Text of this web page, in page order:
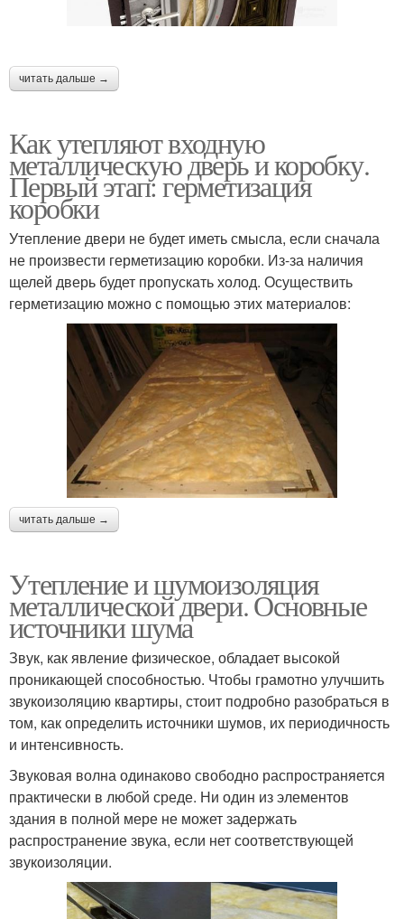
читать дальше →
Как утепляют входную
металлическую дверь и коробку.
Первый этап: герметизация
коробки
Утепление двери не будет иметь смысла, если сначала
не произвести герметизацию коробки. Из-за наличия
щелей дверь будет пропускать холод. Осуществить
герметизацию можно с помощью этих материалов:
читать дальше →
Утепление и шумоизоляция
металлической двери. Основные
источники шума
Звук, как явление физическое, обладает высокой
проникающей способностью. Чтобы грамотно улучшить
звукоизоляцию квартиры, стоит подробно разобраться в
том, как определить источники шумов, их периодичность
и интенсивность.
Звуковая волна одинаково свободно распространяется
практически в любой среде. Ни один из элементов
здания в полной мере не может задержать
распространение звука, если нет соответствующей
звукоизоляции.